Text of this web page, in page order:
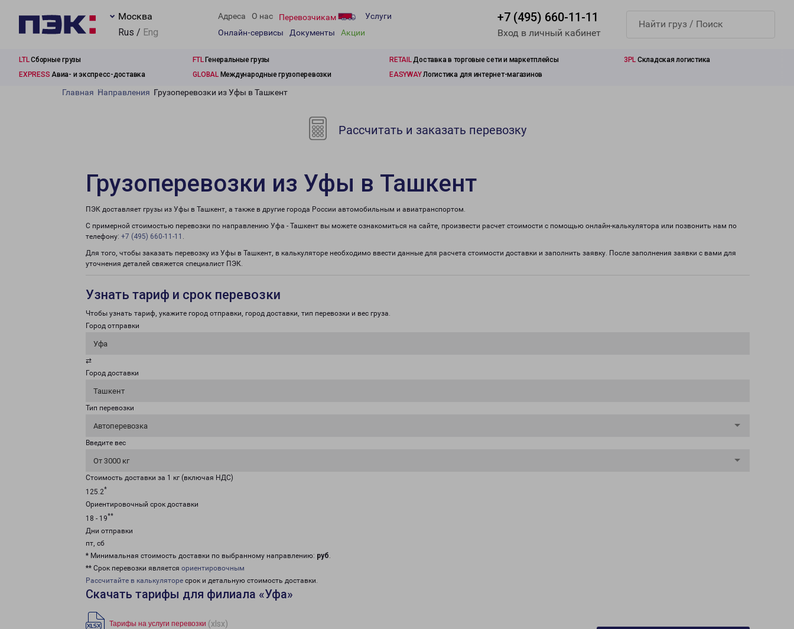
Москва
Rus / Eng
Адреса О нас Перевозчикам
Услуги
Онлайн-сервисы
Документы Акции
+7 (495) 660-11-11
Вход в личный кабинет
LTLСборные грузы FTLГенеральные грузы RETAILДоставка в торговые сети и маркетплейсы 3PL Складская логистика
EXPRESS Авиа- и экспресс-доставка GLOBALМеждународные грузоперевозки EASYWAYЛогистика для интернет-магазинов
Главная Направления Грузоперевозки из Уфы в Ташкент
Рассчитать и заказать перевозку
Грузоперевозки из Уфы в Ташкент
ПЭК доставляет грузы из Уфы в Ташкент, а также в другие города России автомобильным и авиатранспортом.
С примерной стоимостью перевозки по направлению Уфа - Ташкент вы можете ознакомиться на сайте, произвести расчет стоимости с помощью онлайн-калькулятора или позвонить нам по
телефону: +7 (495) 660-11-11 .
Для того, чтобы заказать перевозку из Уфы в Ташкент, в калькуляторе необходимо ввести данные для расчета стоимости доставки и заполнить заявку. После заполнения заявки с вами для
уточнения деталей свяжется специалист ПЭК.
Узнать тариф и срок перевозки
Чтобы узнать тариф, укажите город отправки, город доставки, тип перевозки и вес груза.
Город отправки
Уфа
⇄
Город доставки
Ташкент
Тип перевозки
Автоперевозка
Введите вес
От 3000 кг
Стоимость доставки за 1 кг (включая НДС)
125.2*
Ориентировочный срок доставки
18 - 19**
Дни отправки
пт, сб
* Минимальная стоимость доставки по выбранному направлению: руб.
** Срок перевозки является ориентировочным
Рассчитайте в калькуляторе срок и детальную стоимость доставки.
Скачать тарифы для филиала «Уфа»
Тарифы на услуги перевозки (xlsx)